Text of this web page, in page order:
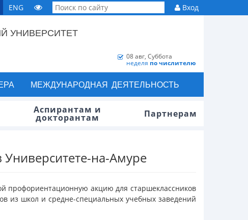
ENG Вход
УНИВЕРСИТЕТ
08 авг, Суббота
неделя по числителю
МЕЖДУНАРОДНАЯ ДЕЯТЕЛЬНОСТЬ
Аспирантам и
докторантам Партнерам
на-Амуре
профориентационную акцию для старшеклассников
из школ и средне-специальных учебных заведений